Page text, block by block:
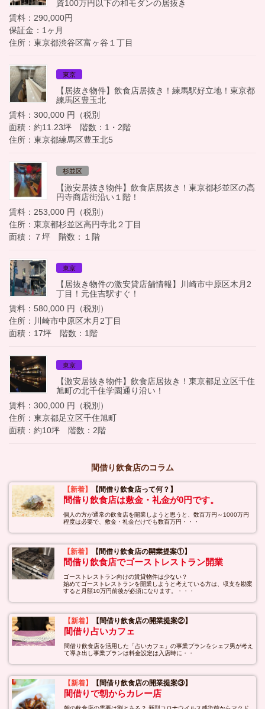
資100万円以下の和モダンの居抜き
賃料：290,000円
保証金：1ヶ月
住所：東京都渋谷区富ヶ谷１丁目
東京
【居抜き物件】飲食店居抜き！練馬駅好立地！東京都
練馬区豊玉北
賃料：300,000 円（税別
面積：約11.23坪 階数：1・2階
住所：東京都練馬区豊玉北5
杉並区
【激安居抜き物件】飲食店居抜き！東京都杉並区の高
円寺商店街沿い１階！
賃料：253,000 円（税別）
住所：東京都杉並区高円寺北２丁目
面積：７坪 階数：１階
東京
【居抜き物件の激安貸店舗情報】川崎市中原区木月2
丁目！元住吉駅すぐ！
賃料：580,000 円（税別）
住所：川崎市中原区木月2丁目
面積：17坪 階数：1階
東京
【激安居抜き物件】飲食店居抜き！東京都足立区千住
旭町の北千住学園通り沿い！
賃料：300,000 円（税別）
住所：東京都足立区千住旭町
面積：約10坪 階数：2階
間借り飲食店のコラム
【新着】 【間借り飲食店って何？】
間借り飲食店は敷金・礼金が0円です。
個人の方が通常の飲食店を開業しようと思うと、数百万円～1000万円
程度は必要で、敷金・礼金だけでも数百万円・・・
【新着】 【間借り飲食店の開業提案①】
間借り飲食店でゴーストレストラン開業
ゴーストレストラン向けの賃貸物件は少ない？
始めてゴーストレストランを開業しようと考えている方は、収支を勘案
すると月額10万円前後が必須になります。・・・
【新着】 【間借り飲食店の開業提案②】
間借り占いカフェ
間借り飲食店を活用した「占いカフェ」の事業プランをシェフ男が考え
て導き出し事業プランは料金設定は入店時に・・
【新着】 【間借り飲食店の開業提案③】
間借りで朝からカレー店